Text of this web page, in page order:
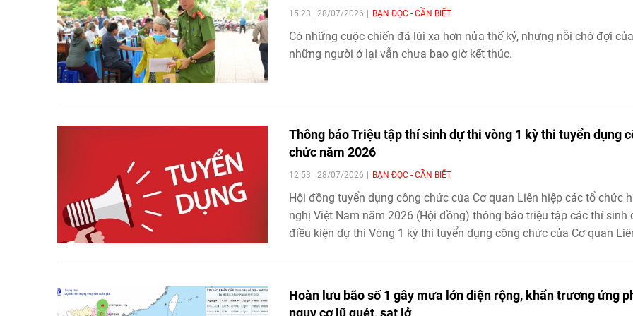
15:23 | 28/07/2026 BẠN ĐỌC - CẦN BIẾT
Có những cuộc chiến đã lùi xa hơn nửa thế kỷ, nhưng nỗi chờ đợi của
những người ở lại vẫn chưa bao giờ kết thúc.
Thông báo Triệu tập thí sinh dự thi vòng 1 kỳ thi tuyển dụng
chức năm 2026
12:53 | 28/07/2026 BẠN ĐỌC - CẦN BIẾT
Hội đồng tuyển dụng công chức của Cơ quan Liên hiệp các tổ chức
nghị Việt Nam năm 2026 (Hội đồng) thông báo triệu tập các thí sinh
điều kiện dự thi Vòng 1 kỳ thi tuyển dụng công chức của Cơ quan
Hoàn lưu bão số 1 gây mưa lớn diện rộng, khẩn trương ứng